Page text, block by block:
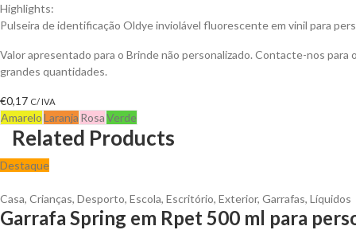
Highlights:
Pulseira de identificação Oldye inviolável fluorescente em vinil para
Valor apresentado para o Brinde não personalizado. Contacte-nos
grandes quantidades.
€0,17 C/ IVA
AmareloLaranja RosaVerde
Related Products
Destaque
Casa, Crianças, Desporto, Escola, Escritório, Exterior, Garrafas, Líquidos
Garrafa Spring em Rpet 500 ml para